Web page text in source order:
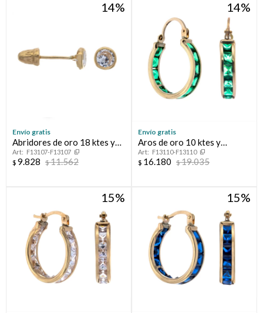
14
Envío gratis
Abridores de oro 18 ktes y
circoniaF13107-F13107
$ 9.828 $11.562
14
Envío gratis
Aros de oro 10 ktes y
circonias
F13110-F13110
$ 16.180 $19.035
15 15